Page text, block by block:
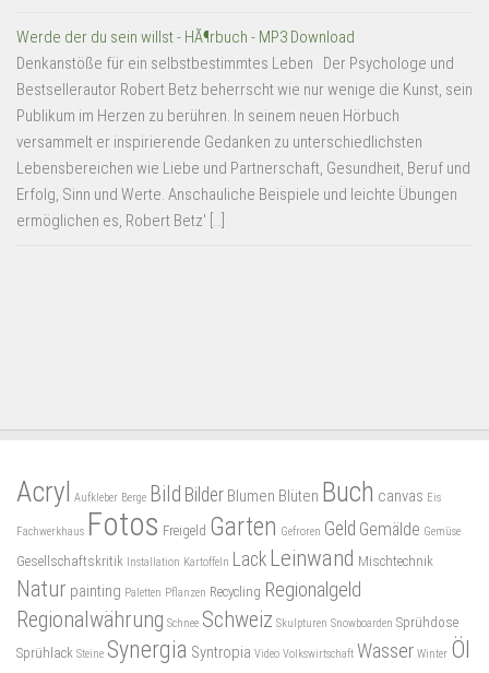
Werde der du sein willst - HÃ¶rbuch - MP3 Download
Denkanstöße für ein selbstbestimmtes Leben Der Psychologe und
Bestsellerautor Robert Betz beherrscht wie nur wenige die Kunst, sein
Publikum im Herzen zu berühren. In seinem neuen Hörbuch
versammelt er inspirierende Gedanken zu unterschiedlichsten
Lebensbereichen wie Liebe und Partnerschaft, Gesundheit, Beruf und
Erfolg, Sinn und Werte. Anschauliche Beispiele und leichte Übungen
ermöglichen es, Robert Betz' […]
Acryl Aufkleber Berge Bild Bilder Blumen Blüten Buch canvas Eis
Fachwerkhaus Fotos Freigeld Garten Gefroren Geld Gemälde Gemüse
Gesellschaftskritik Installation Kartoffeln Lack Leinwand Mischtechnik
Natur painting Paletten Pflanzen Recycling Regionalgeld
Regionalwährung Schnee Schweiz Skulpturen Snowboarden Sprühdose
Sprühlack Steine Synergia Syntropia Video Volkswirtschaft Wasser Winter Öl